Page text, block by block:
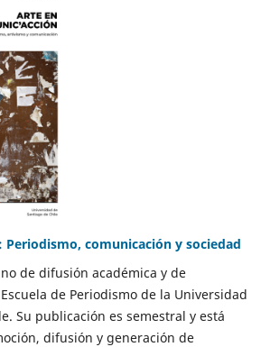
Periodismo, comunicación y sociedad
de difusión académica y de
de Periodismo de la Universidad
Su publicación es semestral y está
difusión y generación de